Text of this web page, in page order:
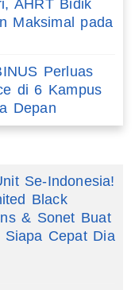
AHRT Bidik
Maksimal pada
Perluas
di 6 Kampus
Depan
Se-Indonesia!
Black
& Sonet Buat
Siapa Cepat Dia